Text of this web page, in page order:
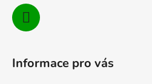
Informace pro vás